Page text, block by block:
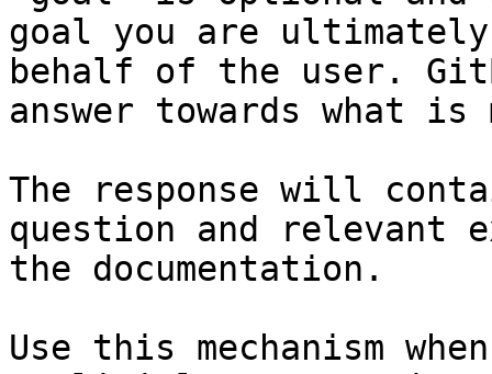
goal you are
behalf of the user.
answer towards what
The response will
question and relevant
the documentation.
Use this mechanism